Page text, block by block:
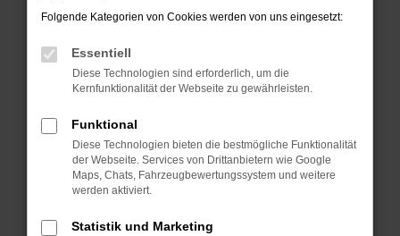
Prüfe deine Browsererweiterungen.
können das Laden bestimmter Seiten
verhindern. Funktioniert die Seite in einem
anderen Browser oder in einem privaten
Starte dein Gerät neu.
Das kann manchmal helfen, vorübergehende
Probleme zu beheben.
Betriebssystem auf dem neuesten Stand
Folgende Kategorien von Cookies werden von uns eingesetzt:
Essentiell
Diese Technologien sind erforderlich, um die
Kernfunktionalität der Webseite zu gewährleisten.
Funktional
Diese Technologien bieten die bestmögliche Funktionalität
der Webseite. Services von Drittanbietern wie Google
Maps, Chats, Fahrzeugbewertungssystem und weitere
werden aktiviert.
Statistik und Marketing